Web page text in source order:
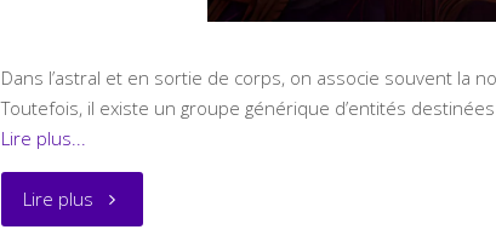
Dans l’astral et en sortie de corps, on associe souvent la
Toutefois, il existe un groupe générique d’entités
Lire plus...
Lire plus "Les